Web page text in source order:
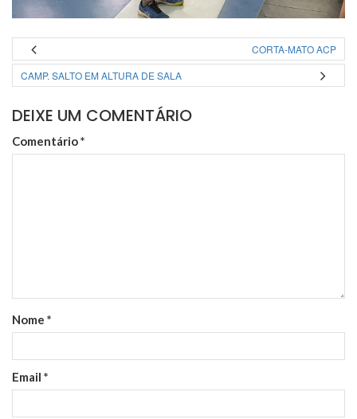
CORTA-MATO ACP
CAMP. SALTO EM ALTURA DE SALA
DEIXE UM COMENTÁRIO
Comentário*
Nome *
Email *